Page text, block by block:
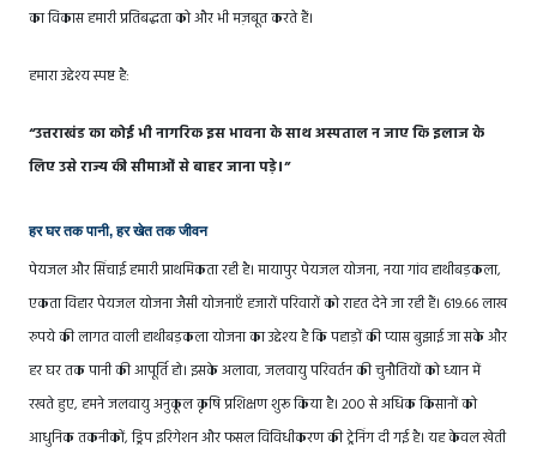
का विकास हमारी प्रतिबद्धता को और भी मज़बूत करते हैं।
हमारा उद्देश्य स्पष्ट है:
“उत्तराखंड का कोई भी नागरिक इस भावना के साथ अस्पताल न जाए कि इलाज के
लिए उसे राज्य की सीमाओं से बाहर जाना पड़े।”
हर घर तक पानी, हर खेत तक जीवन
पेयजल और सिंचाई हमारी प्राथमिकता रही है। मायापुर पेयजल योजना, नया गांव हाथीबड़कला,
एकता विहार पेयजल योजना जैसी योजनाएँ हजारों परिवारों को राहत देने जा रही हैं। 619.66 लाख
रुपये की लागत वाली हाथीबड़कला योजना का उद्देश्य है कि पहाड़ों की प्यास बुझाई जा सके और
हर घर तक पानी की आपूर्ति हो। इसके अलावा, जलवायु परिवर्तन की चुनौतियों को ध्यान में
रखते हुए, हमने जलवायु अनुकूल कृषि प्रशिक्षण शुरू किया है। 200 से अधिक किसानों को
आधुनिक तकनीकों, ड्रिप इरिगेशन और फसल विविधीकरण की ट्रेनिंग दी गई है। यह केवल खेती